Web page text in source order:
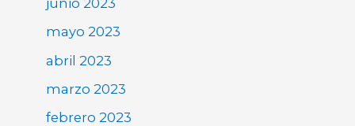
junio 2023
mayo 2023
abril 2023
marzo 2023
febrero 2023